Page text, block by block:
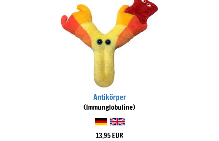
Antikörper
(Immunglobuline)
13,95 EUR